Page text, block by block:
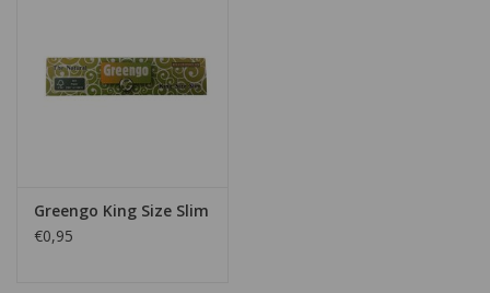
Greengo King Size Slim
€0,95